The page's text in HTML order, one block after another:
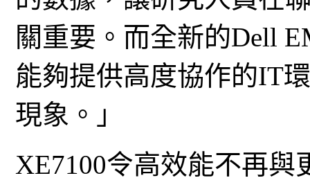
關重要。而全新的Dell
能夠提供高度協作的IT
現象。」
XE7100令高效能不再